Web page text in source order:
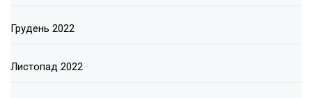
Грудень 2022
Листопад 2022